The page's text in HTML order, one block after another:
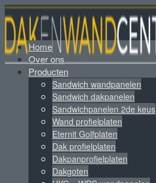
Home
Over ons
Producten
Sandwich wandpanelen
Sandwich dakpanelen
Sandwichpanelen 2de keus
Wand profielplaten
Eternit Golfplaten
Dak profielplaten
Dakpanprofielplaten
Dakgoten